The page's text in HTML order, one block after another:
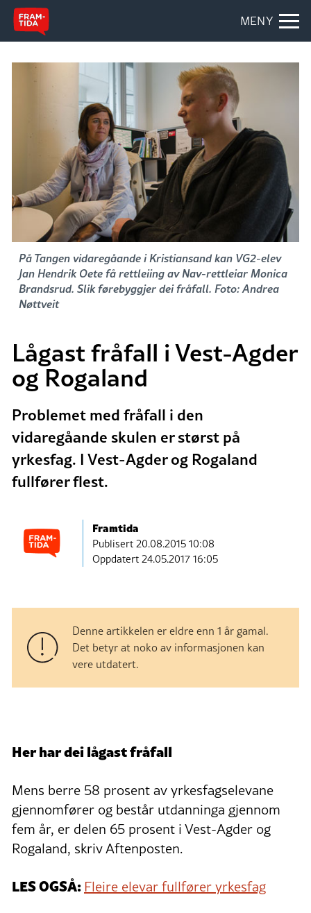
MENY
På Tangen vidaregåande i Kristiansand kan VG2-elev
Jan Hendrik Oete få rettleiing av Nav-rettleiar Monica
Brandsrud. Slik førebyggjer dei fråfall. Foto: Andrea
Nøttveit
Lågast fråfall i Vest-Agder
og Rogaland
Problemet med fråfall i den
vidaregåande skulen er størst på
yrkesfag. I Vest-Agder og Rogaland
fullfører flest.
Framtida
Publisert20.08.2015 10:08
Oppdatert 24.05.2017 16:05
Denne artikkelen er eldre enn 1 år gamal.
Det betyr at noko av informasjonen kan
vere utdatert.
Her har dei lågast fråfall
Mens berre 58 prosent av yrkesfagselevane
gjennomfører og består utdanninga gjennom
fem år, er delen 65 prosent i Vest-Agder og
Rogaland, skriv Aftenposten.
LES OGSÅ: Fleire elevar fullfører yrkesfag